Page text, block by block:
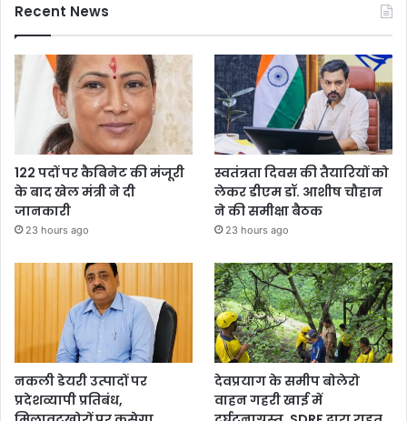
Recent News
122 पदों पर कैबिनेट की मंजूरी
के बाद खेल मंत्री ने दी
जानकारी
23 hours ago
स्वतंत्रता दिवस की तैयारियों को
लेकर डीएम डॉ. आशीष चौहान
ने की समीक्षा बैठक
23 hours ago
नकली डेयरी उत्पादों पर
प्रदेशव्यापी प्रतिबंध,
देवप्रयाग के समीप बोलेरो
वाहन गहरी खाई में